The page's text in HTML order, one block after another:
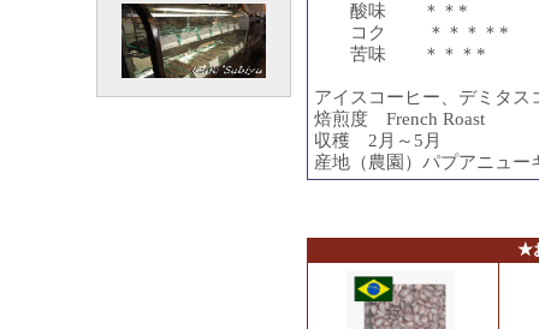
酸味 ＊＊*
コク ＊＊＊＊*
苦味 ＊＊＊*
アイスコーヒー、デミタ
焙煎度 French Roast
収穫 2月～5月
産地（農園）パプアニュ
★